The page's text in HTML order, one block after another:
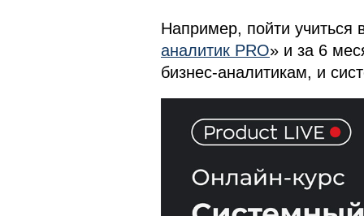
Например, пойти учиться
аналитик PRO» и за 6
бизнес-аналитикам, и